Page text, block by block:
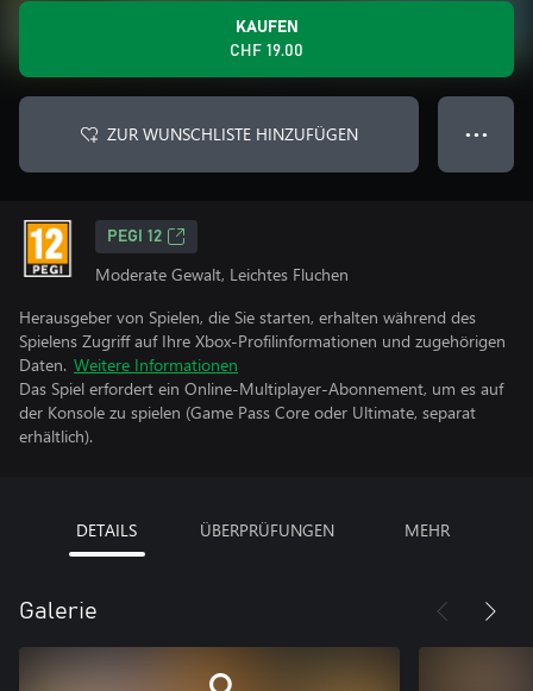
KAUFEN
CHF 19.00
ZUR WUNSCHLISTE HINZUFÜGEN ● ● ●
PEGI 12
Moderate Gewalt, Leichtes Fluchen
Herausgeber von Spielen, die Sie starten, erhalten während des
Spielens Zugriff auf Ihre Xbox-Profilinformationen und zugehörigen
Daten. Weitere Informationen
Das Spiel erfordert ein Online-Multiplayer-Abonnement, um es auf
der Konsole zu spielen (Game Pass Core oder Ultimate, separat
erhältlich).
DETAILS ÜBERPRÜFUNGEN MEHR
Galerie